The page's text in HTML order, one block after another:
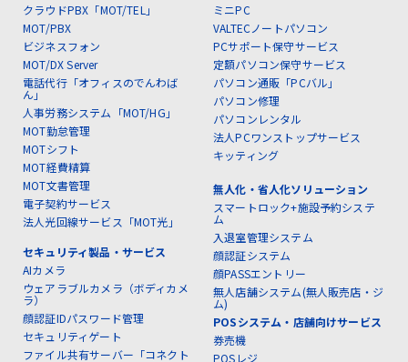
クラウドPBX「MOT/TEL」
MOT/PBX
ビジネスフォン
MOT/DX Server
電話代行「オフィスのでんわば
ん」
人事労務システム「MOT/HG」
MOT勤怠管理
MOTシフト
MOT経費精算
MOT文書管理
電子契約サービス
法人光回線サービス「MOT光」
セキュリティ製品・サービス
AIカメラ
ウェアラブルカメラ（ボディカメ
ラ）
顔認証IDパスワード管理
セキュリティゲート
ファイル共有サーバー「コネクト
ミニPC
VALTECノートパソコン
PCサポート保守サービス
定額パソコン保守サービス
パソコン通販「PCバル」
パソコン修理
パソコンレンタル
法人PCワンストップサービス
キッティング
無人化・省人化ソリューション
スマートロック+施設予約システ
ム
入退室管理システム
顔認証システム
顔PASSエントリー
無人店舗システム(無人販売店・ジ
ム)
POSシステム・店舗向けサービス
券売機
POSレジ